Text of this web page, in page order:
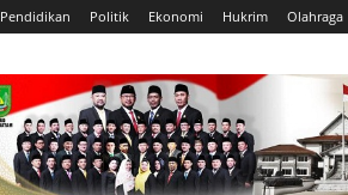
Pendidikan Politik Ekonomi Hukrim Olahraga